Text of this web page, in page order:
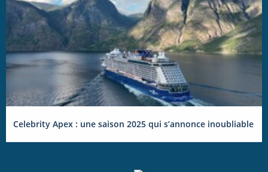
Celebrity Apex : une saison 2025 qui s’annonce inoubliable